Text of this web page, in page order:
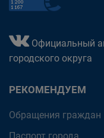
Официальный
городского округа
РЕКОМЕНДУЕМ
Обращения граждан